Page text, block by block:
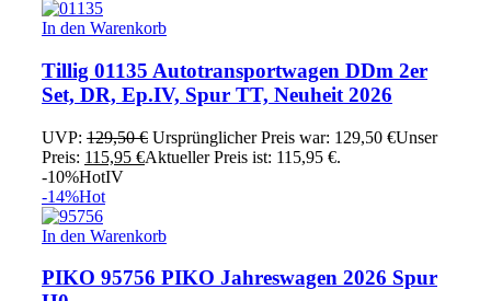
In den Warenkorb
Tillig 01135 Autotransportwagen DDm 2er
Set, DR, Ep.IV, Spur TT, Neuheit 2026
UVP: 129,50€ Ursprünglicher Preis war: 129,50 €Unser
Preis: 115,95 €Aktueller Preis ist: 115,95 €.
-10%HotIV
-14%Hot
In den Warenkorb
PIKO 95756 PIKO Jahreswagen 2026 Spur